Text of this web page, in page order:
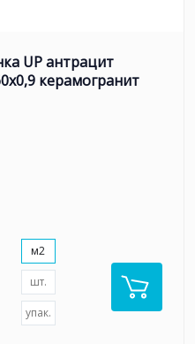
UP антрацит
керамогранит
м2
шт.
упак.